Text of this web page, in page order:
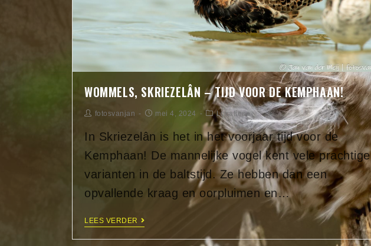
WOMMELS, SKRIEZELÂN – TIJD VOOR DE KEMPHAAN!
fotosvanjan mei 4, 2024 Locaties
In Skriezelân is het in het voorjaar tijd voor de
Kemphaan! De mannelijke vogel kent vele prachtige
varianten in de baltstijd. Ze hebben dan een
opvallende kraag en oorpluimen en…
LEES VERDER